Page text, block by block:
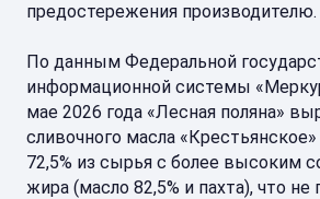
предостережения производителю.
По данным Федеральной
информационной системы
мае 2026 года «Лесная поляна»
сливочного масла
72,5% из сырья с более высоким
жира (масло 82,5% и пахта), что не